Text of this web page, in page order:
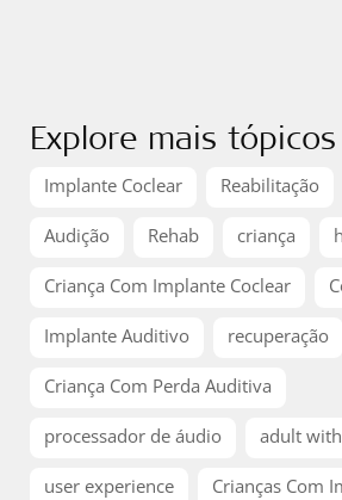
Explore mais tópicos
Implante Coclear Reabilitação
Audição Rehab criança
Criança Com Implante Coclear
Implante Auditivo recuperação
Criança Com Perda Auditiva
processador de áudio adult
user experience Crianças Com